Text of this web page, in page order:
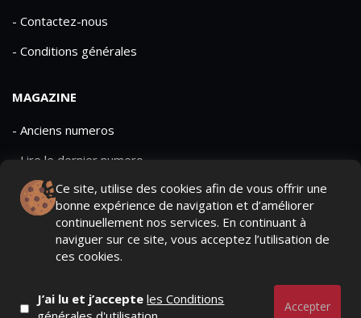
Ce site, utilise des cookies afin de vous offrir une
bonne expérience de navigation et d’améliorer
continuellement nos services. En continuant à
naviguer sur ce site, vous acceptez l’utilisation de
ces cookies.
J’ai lu et j’accepteles Conditions
Accepter
- Contactez-nous
- Conditions générales
MAGAZINE
- Anciens numeros
- Lire le dernier numero
- Publicite
CONTACTEZ-NOUS
MENTIONS LÉGALES